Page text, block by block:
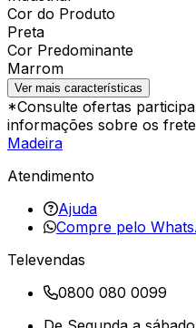
Cor do Produto
Preta
Cor Predominante
Marrom
Ver mais características
*Consulte ofertas
informações sobre os
Madeira
Atendimento
Ajuda
Compre pelo
Televendas
0800 080 0099